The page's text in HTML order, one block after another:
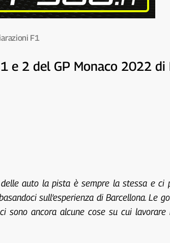
F1
e 2 del GP Monaco 2022 di
auto la pista è sempre la stessa e ci
sull’esperienza di Barcellona. Le
sono ancora alcune cose su cui lavorare